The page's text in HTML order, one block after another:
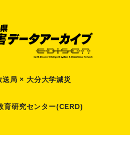
送局 × 大分大学減災
育研究センター(CERD)